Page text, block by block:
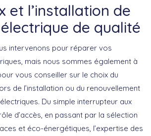
et l’installation de
de qualité
intervenons pour réparer vos
mais nous sommes également à
vous conseiller sur le choix du
de l’installation ou du renouvellement
Du simple interrupteur aux
d’accès, en passant par la sélection
et éco-énergétiques, l’expertise des